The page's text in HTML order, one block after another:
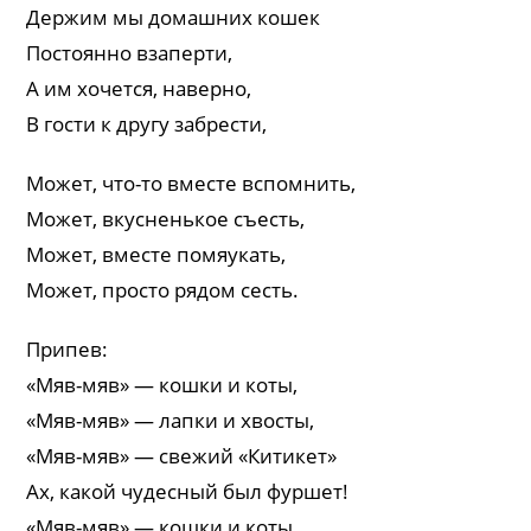
Держим мы домашних кошек
Постоянно взаперти,
А им хочется, наверно,
В гости к другу забрести,
Может, что-то вместе вспомнить,
Может, вкусненькое съесть,
Может, вместе помяукать,
Может, просто рядом сесть.
Припев:
«Мяв-мяв» — кошки и коты,
«Мяв-мяв» — лапки и хвосты,
«Мяв-мяв» — свежий «Китикет»
Ах, какой чудесный был фуршет!